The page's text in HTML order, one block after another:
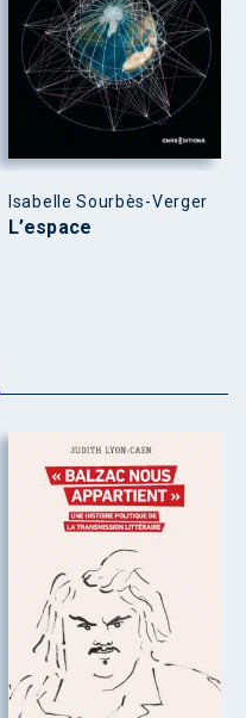
Isabelle Sourbès-Verger
L’espace